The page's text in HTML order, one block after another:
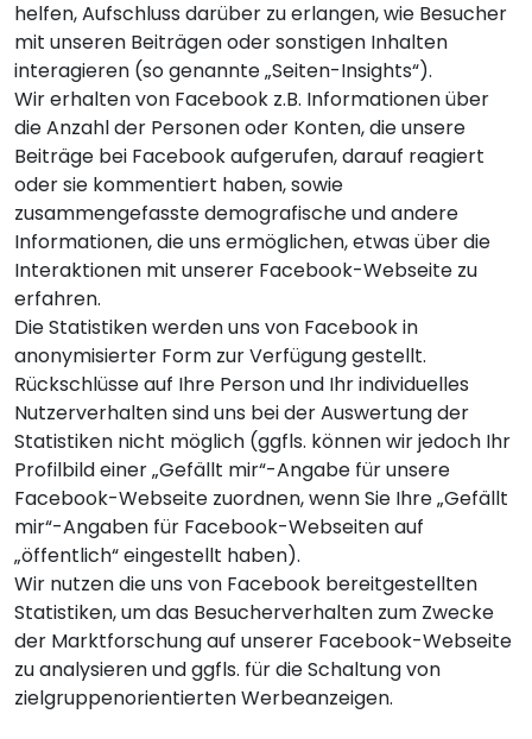
helfen, Aufschluss darüber zu erlangen, wie Besucher
mit unseren Beiträgen oder sonstigen Inhalten
interagieren (so genannte „Seiten-Insights“).
Wir erhalten von Facebook z.B. Informationen über
die Anzahl der Personen oder Konten, die unsere
Beiträge bei Facebook aufgerufen, darauf reagiert
oder sie kommentiert haben, sowie
zusammengefasste demografische und andere
Informationen, die uns ermöglichen, etwas über die
Interaktionen mit unserer Facebook-Webseite zu
erfahren.
Die Statistiken werden uns von Facebook in
anonymisierter Form zur Verfügung gestellt.
Rückschlüsse auf Ihre Person und Ihr individuelles
Nutzerverhalten sind uns bei der Auswertung der
Statistiken nicht möglich (ggfls. können wir jedoch Ihr
Profilbild einer „Gefällt mir“-Angabe für unsere
Facebook-Webseite zuordnen, wenn Sie Ihre „Gefällt
mir“-Angaben für Facebook-Webseiten auf
„öffentlich“ eingestellt haben).
Wir nutzen die uns von Facebook bereitgestellten
Statistiken, um das Besucherverhalten zum Zwecke
der Marktforschung auf unserer Facebook-Webseite
zu analysieren und ggfls. für die Schaltung von
zielgruppenorientierten Werbeanzeigen.